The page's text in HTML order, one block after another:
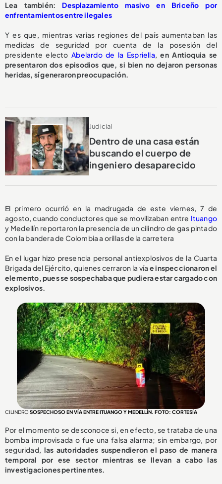
Lea también: Desplazamiento masivo en Briceño por
enfrentamientos entre ilegales
Y es que, mientras varias regiones del país aumentaban las
medidas de seguridad por cuenta de la posesión del
presidente electoAbelardo de la Espriella, en Antioquia se
presentaron dos episodios que, si bien no dejaron personas
heridas, sí generaron preocupación.
Judicial
Dentro de una casa están
buscando el cuerpo de
ingeniero desaparecido
El primero ocurrió en la madrugada de este viernes, 7 de
agosto, cuando conductores que se movilizaban entre Ituango
y Medellín reportaron la presencia de un cilindro de gas pintado
con la bandera de Colombia a orillas de la carretera
En el lugar hizo presencia personal antiexplosivos de la Cuarta
Brigada del Ejército, quienes cerraron la vía e inspeccionaron el
elemento, pues se sospechaba que pudiera estar cargado con
explosivos.
CILINDRO SOSPECHOSO EN VÍA ENTRE ITUANGO Y MEDELLÍN. FOTO: CORTESÍA
Por el momento se desconoce si, en efecto, se trataba de una
bomba improvisada o fue una falsa alarma; sin embargo, por
seguridad, las autoridades suspendieron el paso de manera
temporal por ese sector mientras se llevan a cabo las
investigaciones pertinentes.